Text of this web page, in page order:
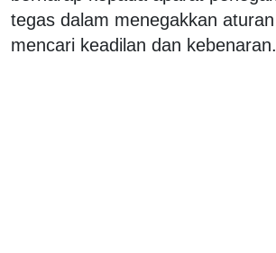
tegas dalam menegakkan
mencari keadilan dan kebenaran.